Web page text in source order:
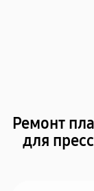
Ремонт
для